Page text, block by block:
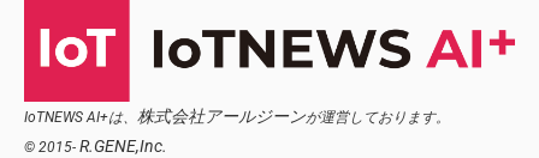
IoTNEWS AI+は、 株式会社アールジーンが運営しております。
© 2015- R.GENE,Inc.